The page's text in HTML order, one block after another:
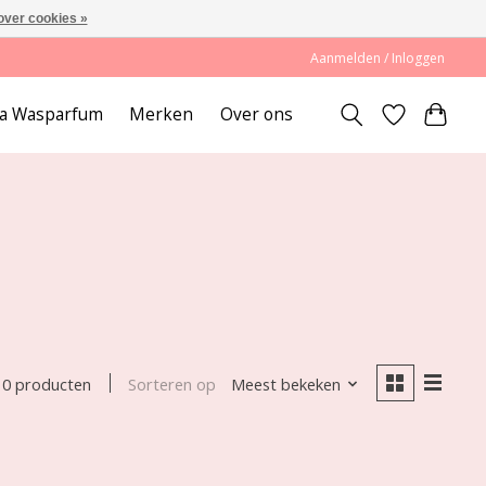
Aanmelden / Inloggen
Wasparfum Merken Over ons
0 producten Sorteren op Meest bekeken
cookies »